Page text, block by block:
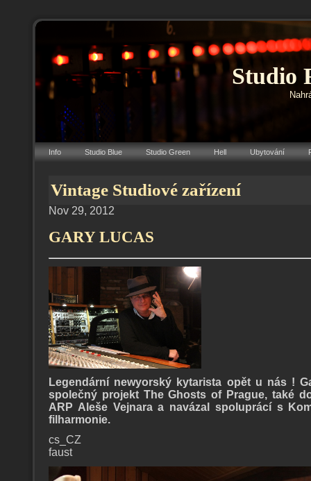
Studio
Info Studio Blue Studio Green Hell Ubytování
Vintage Studiové zařízení
Nov 29, 2012
GARY LUCAS
Legendární newyorský kytarista opět u nás !
společný projekt The Ghosts of Prague, také
ARP Aleše Vejnara a navázal spoluprácí s
filharmonie.
cs_CZ
faust